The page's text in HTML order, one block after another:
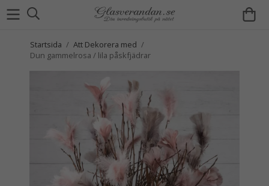
Startsida / Att Dekorera med /
Dun gammelrosa / lila påskfjädrar